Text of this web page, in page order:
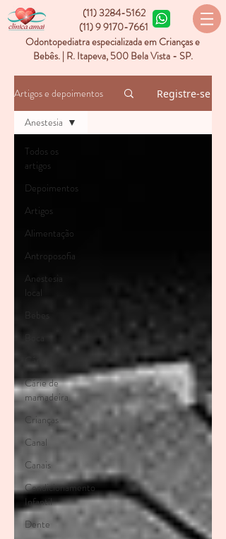
(11) 3284-5162
(11) 9 9170-7661
Odontopediatra especializada em Crianças e
Bebês. | R. Itapeva, 500 Bela Vista - SP.
Artigos e depoimentos Registre-se
Todos os
artigos
Depoimentos
Artigos
Alimentação
Antroposofia
Anestesia
local
Bebes
Cárie
Cárie de
mamadeira
Crianças
Canal
Canais
Condicionamento
Infantil
Dente
Anestesia